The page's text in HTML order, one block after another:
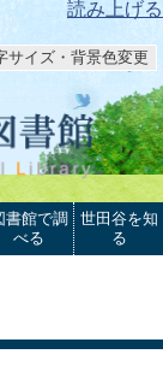
読み上げる
サイズ・背景色変更
書館で調
べる
世田谷を知
る